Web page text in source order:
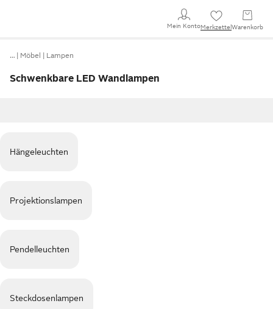
Mein KontoMerkzettel Warenkorb
… Möbel Lampen
Schwenkbare LED Wandlampen
Hängeleuchten
Projektionslampen
Pendelleuchten
Steckdosenlampen